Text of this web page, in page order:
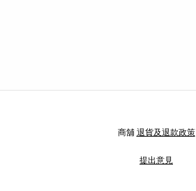
商舖 退貨及退款政策
提出意見